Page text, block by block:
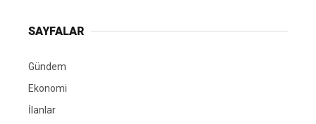
SAYFALAR
Gündem
Ekonomi
İlanlar